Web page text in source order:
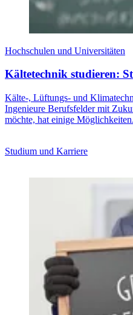
Hochschulen und Universitäten
Kältetechnik studieren:
Kälte-, Lüftungs- und
Ingenieure Berufsfelder mit
möchte, hat einige Möglichkeiten.
Studium und Karriere